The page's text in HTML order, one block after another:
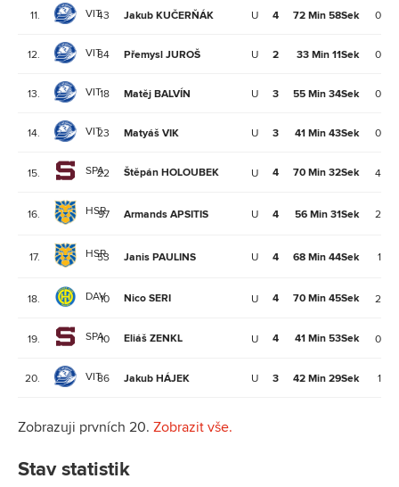
11. VIT43 Jakub KUČERŇÁK U 4 72 Min 58Sek 0
12. VIT84 Přemysl JUROŠ U 2 33 Min 11Sek 0
13. VIT18 Matěj BALVÍN U 3 55 Min 34Sek 0
14. VIT23 Matyáš VIK U 3 41 Min 43Sek 0
15. SPA22 Štěpán HOLOUBEK U 4 70 Min 32Sek 4
16. HSR
97 Armands APSITIS U 4 56 Min 31Sek 2
17. HSR
53 Janis PAULINS U 4 68 Min 44Sek 1
18. DAV10 Nico SERI U 4 70 Min 45Sek 2
19. SPA10 Eliáš ZENKL U 4 41 Min 53Sek 0
20. VIT86 Jakub HÁJEK U 3 42 Min 29Sek 1
Zobrazuji prvních 20. Zobrazit vše.
Stav statistik